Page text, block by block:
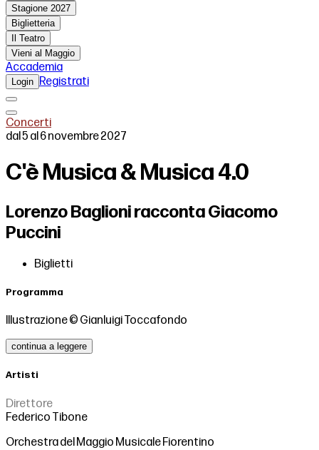
Stagione 2027
Biglietteria
Il Teatro
Vieni al Maggio
Accademia
Login Registrati
Concerti
dal 5 al 6 novembre 2027
C'è Musica & Musica 4.0
Lorenzo Baglioni racconta Giacomo
Puccini
Biglietti
Programma
Illustrazione © Gianluigi Toccafondo
continua a leggere
Artisti
Direttore
Federico Tibone
Orchestra del Maggio Musicale Fiorentino